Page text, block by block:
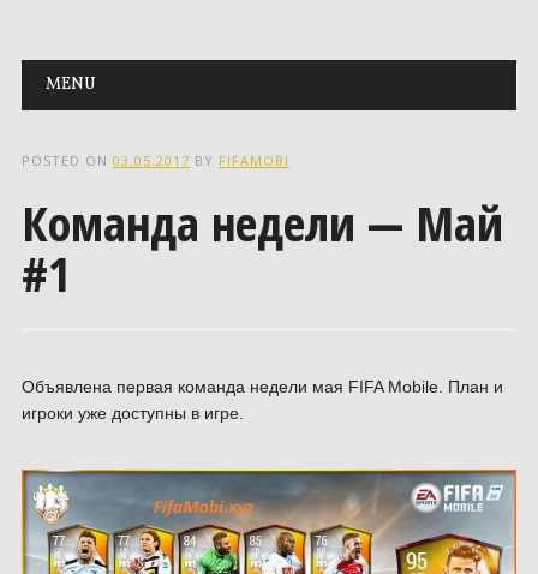
Main menu
Skip to content
MENU
POSTED ON 03.05.2017 BY FIFAMOBI
Команда недели — Май
#1
Объявлена первая команда недели мая FIFA Mobile. План и
игроки уже доступны в игре.